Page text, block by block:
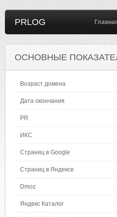
PRLOG
ОСНОВНЫЕ
Возраст домена
Дата окончания
PR
ИКС
Страниц в Google
Страниц в Яндексе
Dmoz
Яндекс Каталог